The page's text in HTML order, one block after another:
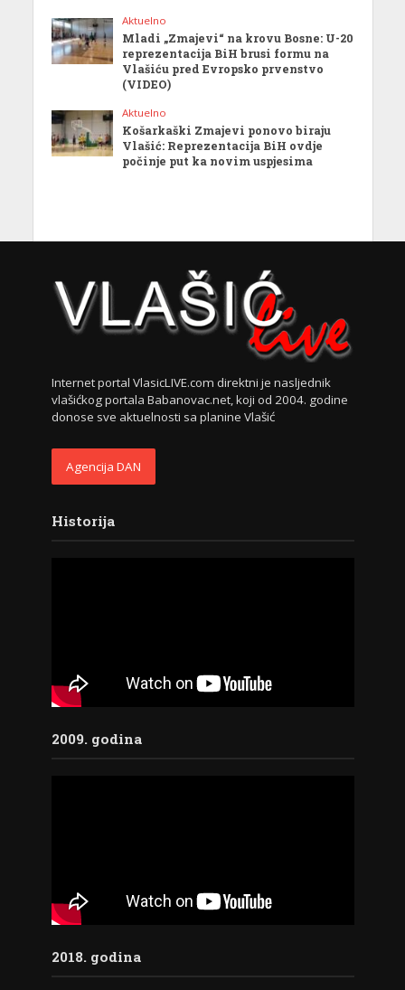
Aktuelno
Mladi „Zmajevi“ na krovu Bosne: U-20
reprezentacija BiH brusi formu na
Vlašiću pred Evropsko prvenstvo
(VIDEO)
Aktuelno
Košarkaški Zmajevi ponovo biraju
Vlašić: Reprezentacija BiH ovdje
počinje put ka novim uspjesima
Internet portal VlasicLIVE.com direktni je nasljednik
vlašićkog portala Babanovac.net, koji od 2004. godine
donose sve aktuelnosti sa planine Vlašić
Agencija DAN
Historija
2009. godina
2018. godina